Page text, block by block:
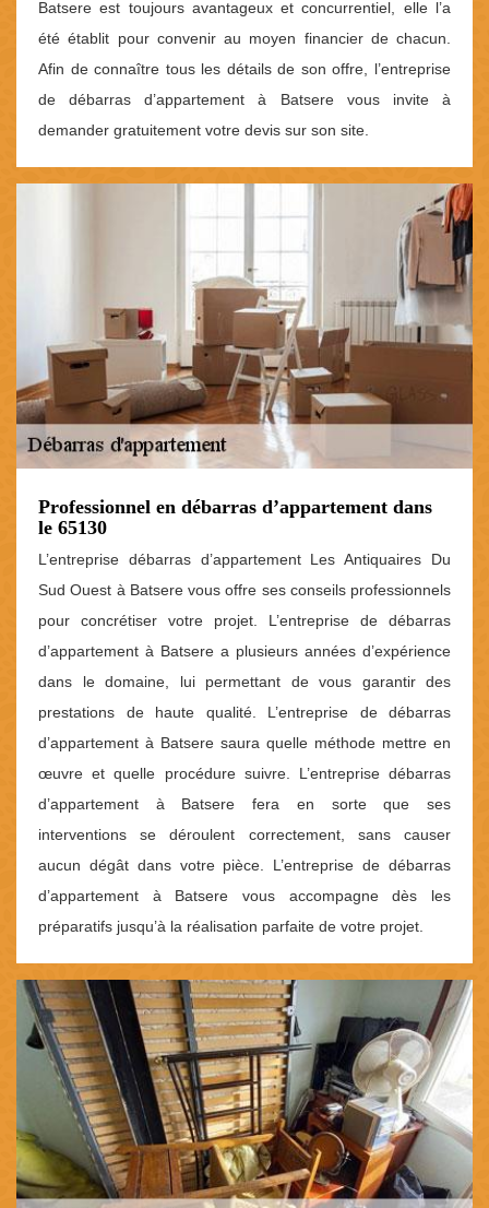
Batsere est toujours avantageux et concurrentiel, elle l’a
été établit pour convenir au moyen financier de chacun.
Afin de connaître tous les détails de son offre, l’entreprise
de débarras d’appartement à Batsere vous invite à
demander gratuitement votre devis sur son site.
Professionnel en débarras d’appartement dans
le 65130
L’entreprise débarras d’appartement Les Antiquaires Du
Sud Ouest à Batsere vous offre ses conseils professionnels
pour concrétiser votre projet. L’entreprise de débarras
d’appartement à Batsere a plusieurs années d’expérience
dans le domaine, lui permettant de vous garantir des
prestations de haute qualité. L’entreprise de débarras
d’appartement à Batsere saura quelle méthode mettre en
œuvre et quelle procédure suivre. L’entreprise débarras
d’appartement à Batsere fera en sorte que ses
interventions se déroulent correctement, sans causer
aucun dégât dans votre pièce. L’entreprise de débarras
d’appartement à Batsere vous accompagne dès les
préparatifs jusqu’à la réalisation parfaite de votre projet.